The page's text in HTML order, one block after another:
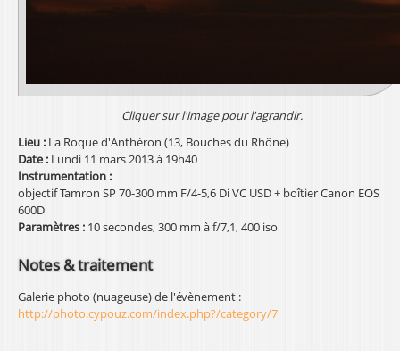
Cliquer sur l'image pour l'agrandir.
Lieu : La Roque d'Anthéron (13, Bouches du Rhône)
Date : Lundi 11 mars 2013 à 19h40
Instrumentation :
objectif Tamron SP 70-300 mm F/4-5,6 Di VC USD + boîtier Canon EOS
600D
Paramètres : 10 secondes, 300 mm à f/7,1, 400 iso
Notes & traitement
Galerie photo (nuageuse) de l'évènement :
http://photo.cypouz.com/index.php?/category/7